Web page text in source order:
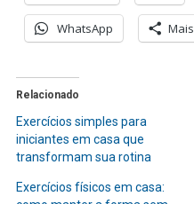
WhatsApp Mais
Relacionado
Exercícios simples para
iniciantes em casa que
transformam sua rotina
Exercícios físicos em casa: